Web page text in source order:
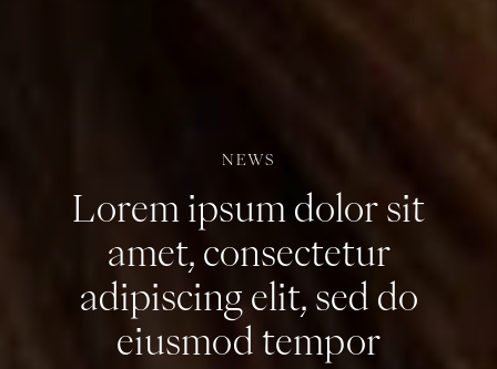
NEWS
Lorem ipsum dolor sit
amet, consectetur
adipiscing elit, sed do
eiusmod tempor